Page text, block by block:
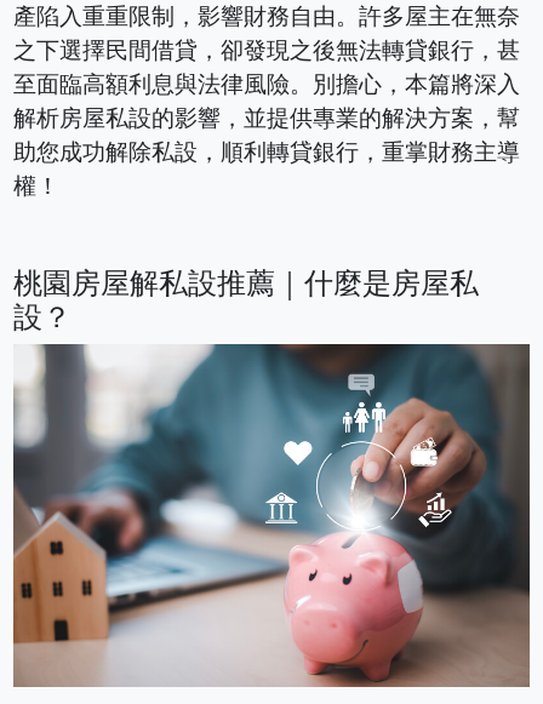
產陷入重重限制，影響財務自由。許多屋主在無奈
之下選擇民間借貸，卻發現之後無法轉貸銀行，甚
至面臨高額利息與法律風險。別擔心，本篇將深入
解析房屋私設的影響，並提供專業的解決方案，幫
助您成功解除私設，順利轉貸銀行，重掌財務主導
權！
桃園房屋解私設推薦｜什麼是房屋私
設？